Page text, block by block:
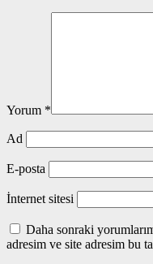
Yorum *
Ad
E-posta
İnternet sitesi
Daha sonraki
adresim ve site adresim bu